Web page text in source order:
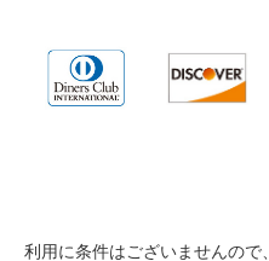
利用に条件はございませんので